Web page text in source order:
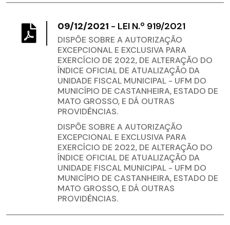
09/12/2021 - LEI N.º 919/2021
DISPÕE SOBRE A AUTORIZAÇÃO
EXCEPCIONAL E EXCLUSIVA PARA
EXERCÍCIO DE 2022, DE ALTERAÇÃO DO
ÍNDICE OFICIAL DE ATUALIZAÇÃO DA
UNIDADE FISCAL MUNICIPAL - UFM DO
MUNICÍPIO DE CASTANHEIRA, ESTADO DE
MATO GROSSO, E DÁ OUTRAS
PROVIDÊNCIAS.
DISPÕE SOBRE A AUTORIZAÇÃO
EXCEPCIONAL E EXCLUSIVA PARA
EXERCÍCIO DE 2022, DE ALTERAÇÃO DO
ÍNDICE OFICIAL DE ATUALIZAÇÃO DA
UNIDADE FISCAL MUNICIPAL - UFM DO
MUNICÍPIO DE CASTANHEIRA, ESTADO DE
MATO GROSSO, E DÁ OUTRAS
PROVIDÊNCIAS.